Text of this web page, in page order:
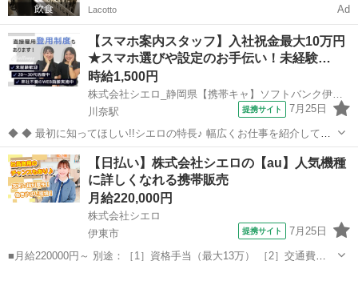
Lacotto Ad
【スマホ案内スタッフ】入社祝金最大10万円
★スマホ選びや設定のお手伝い！未経験…
時給1,500円
株式会社シエロ_静岡県【携帯キャ】ソフトバンク伊東川奈/AF5
川奈駅
提携サイト 7月25日
◆ ◆ 最初に知ってほしい!!シエロの特長♪ 幅広くお仕事を紹介してい
る当社！ 専任のコーディネーターがあなたの希望をしっかりお伺いし
て、お仕事探しに丁寧に向き合います！ ＼＼うれしい高収入×週払い♪
／／ 高収入でしっか...
静岡 伊東市 川奈駅 携帯ショップ
【日払い】株式会社シエロの【au】人気機種
に詳しくなれる携帯販売
月給220,000円
株式会社シエロ
伊東市
提携サイト 7月25日
■月給220000円～ 別途：［1］資格手当（最大13万） ［2］交通費